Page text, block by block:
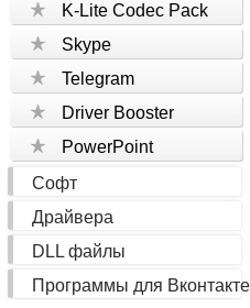
K-Lite Codec Pack
Skype
Telegram
Driver Booster
PowerPoint
Софт
Драйвера
DLL файлы
Программы для Вконтакте